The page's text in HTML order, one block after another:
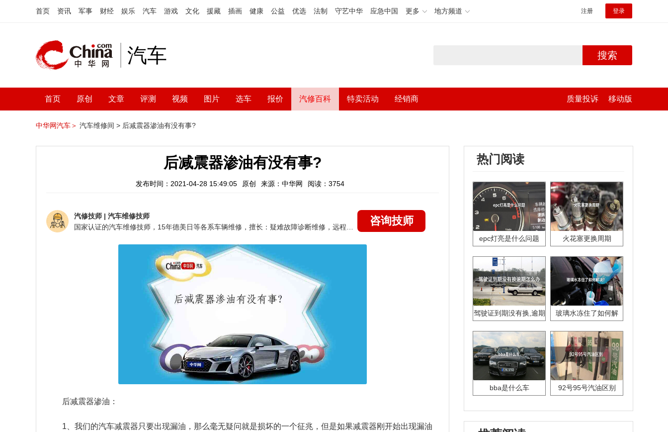
首页 资讯 军事 财经 娱乐 汽车 游戏 文化 援藏 插画 健康 公益 优选 法制 守艺中华 应急中国 更多 地方频道 注册 登录
汽车 搜索
首页 原创 文章 评测 视频 图片 选车 报价 汽修百科 特卖活动 经销商 质量投诉 移动版
中华网汽车＞ 汽车维修间 > 后减震器渗油有没有事?
后减震器渗油有没有事?
发布时间：2021-04-28 15:49:05 原创 来源：中华网 阅读：3754
汽修技师 | 汽车维修技师
咨询技师
后减震器渗油：
1、我们的汽车减震器只要出现漏油，那么毫无疑问就是损坏的一个征兆，但是如果减震器刚开始出现漏油
热门阅读
epc灯亮是什么问题 火花塞更换周期
驾驶证到期没有换,逾期
玻璃水冻住了如何解
bba是什么车 92号95号汽油区别